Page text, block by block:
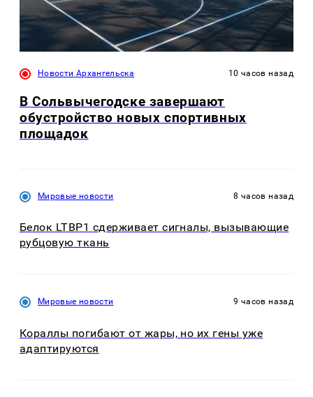
Новости Архангельска 10 часов назад
В Сольвычегодске завершают
обустройство новых спортивных
площадок
Мировые новости 8 часов назад
Белок LTBP1 сдерживает сигналы, вызывающие
рубцовую ткань
Мировые новости 9 часов назад
Кораллы погибают от жары, но их гены уже
адаптируются